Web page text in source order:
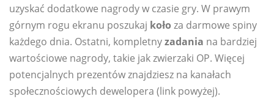
uzyskać dodatkowe nagrody w czasie gry. W prawym
górnym rogu ekranu poszukaj koło za darmowe spiny
każdego dnia. Ostatni, kompletnyzadania na bardziej
wartościowe nagrody, takie jak zwierzaki OP. Więcej
potencjalnych prezentów znajdziesz na kanałach
społecznościowych dewelopera (link powyżej).